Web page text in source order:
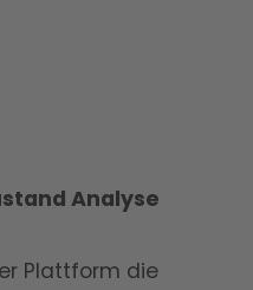
Analyse
Plattform die